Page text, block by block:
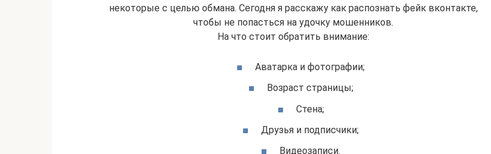
некоторые с целью обмана. Сегодня я расскажу как распознать фейк вконтакте,
чтобы не попасться на удочку мошенников.
На что стоит обратить внимание:
Аватарка и фотографии;
Возраст страницы;
Стена;
Друзья и подписчики;
Видеозаписи.